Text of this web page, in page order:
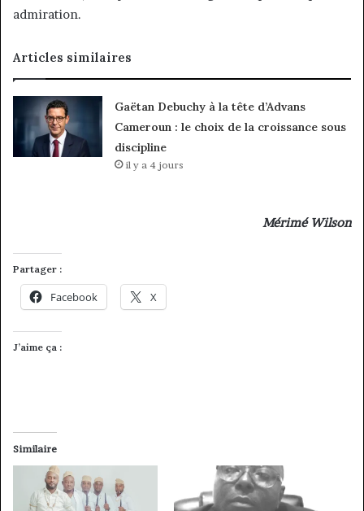
admiration.
Articles similaires
Gaëtan Debuchy à la tête d’Advans
Cameroun : le choix de la croissance sous
discipline
il y a 4 jours
Mérimé Wilson
Partager :
Facebook X
J’aime ça :
Similaire